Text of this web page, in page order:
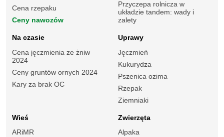
Cena rzepaku
Ceny nawozów
Przyczepa rolnicza w
układzie tandem: wady i
zalety
Na czasie
Cena jęczmienia ze żniw
2024
Ceny gruntów ornych 2024
Kary za brak OC
Uprawy
Jęczmień
Kukurydza
Pszenica ozima
Rzepak
Ziemniaki
Wieś
ARiMR
Zwierzęta
Alpaka